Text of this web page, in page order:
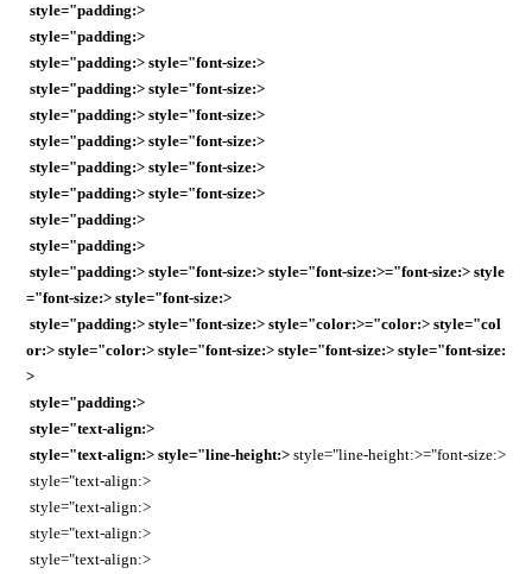
style="padding:>
style="padding:>
style="padding:> style="font-size:>
style="padding:> style="font-size:>
style="padding:> style="font-size:>
style="padding:> style="font-size:>
style="padding:> style="font-size:>
style="padding:> style="font-size:>
style="padding:>
style="padding:>
style="padding:> style="font-size:> style="font-size:>="font-size:> style
="font-size:> style="font-size:>
style="padding:> style="font-size:> style="color:>="color:> style="col
or:> style="color:> style="font-size:> style="font-size:> style="font-size:
>
style="padding:>
style="text-align:>
style="text-align:> style="line-height:> style="line-height:>="font-size:>
style="text-align:>
style="text-align:>
style="text-align:>
style="text-align:>